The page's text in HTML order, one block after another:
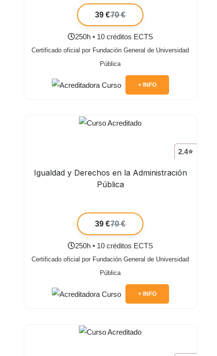
39 €70 €
250h • 10 créditos ECTS
Certificado oficial por Fundación General de Universidad
Pública
+ INFO
2.4⭐
Igualdad y Derechos en la Administración
Pública
39 €70 €
250h • 10 créditos ECTS
Certificado oficial por Fundación General de Universidad
Pública
+ INFO